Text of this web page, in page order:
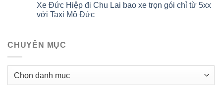
Xe Đức Hiệp đi Chu Lai bao xe trọn gói chỉ từ 5xx
với Taxi Mộ Đức
CHUYÊN MỤC